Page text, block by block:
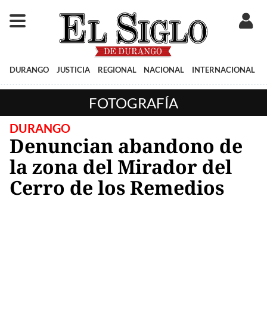
DURANGO JUSTICIA REGIONAL NACIONAL INTERNACIONAL
FOTOGRAFÍA
DURANGO
Denuncian abandono de
la zona del Mirador del
Cerro de los Remedios